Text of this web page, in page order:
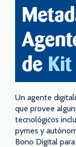
Un agente
que provee
tecnológicos
pymes y
Bono Digital